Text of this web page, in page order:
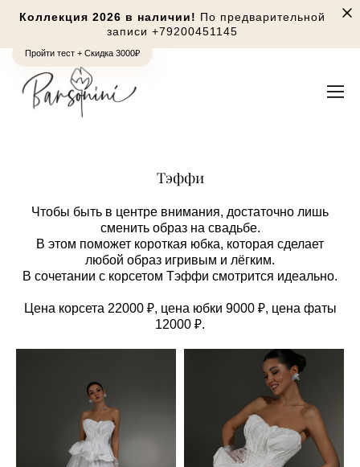
Пройти тест + Скидка 3000₽
Коллекция 2026 в наличии! По предварительной
записи +79200451145
Тэффи
Чтобы быть в центре внимания, достаточно лишь
сменить образ на свадьбе.
В этом поможет короткая юбка, которая сделает
любой образ игривым и лёгким.
В сочетании с корсетом Тэффи смотрится идеально.
Цена корсета 22000 ₽, цена юбки 9000 ₽, цена фаты
12000 ₽.